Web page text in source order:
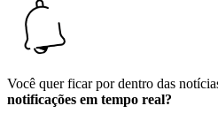
Você quer ficar por dentro das
notificações em tempo real?